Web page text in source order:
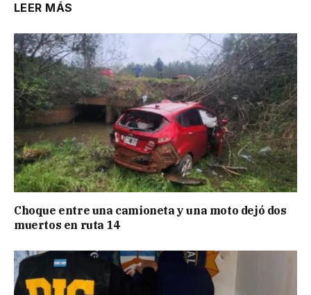
LEER MÁS
Choque entre una camioneta y una moto dejó dos
muertos en ruta 14